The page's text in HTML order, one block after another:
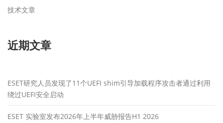
技术文章
近期文章
ESET研究人员发现了11个UEFI shim引导加载程序攻击者通过利用
绕过UEFI安全启动
ESET 实验室发布2026年上半年威胁报告H1 2026